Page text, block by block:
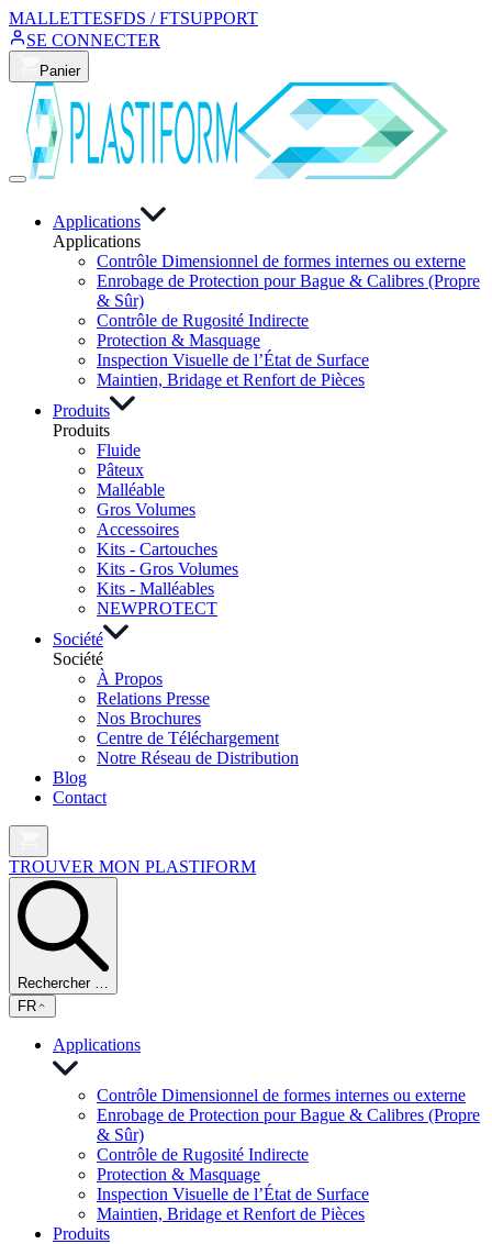
MALLETTESFDS / FTSUPPORT
SE CONNECTER
Panier
Applications
Applications
Contrôle Dimensionnel de formes internes ou externe
Enrobage de Protection pour Bague & Calibres (Propre
& Sûr)
Contrôle de Rugosité Indirecte
Protection & Masquage
Inspection Visuelle de l’État de Surface
Maintien, Bridage et Renfort de Pièces
Produits
Produits
Fluide
Pâteux
Malléable
Gros Volumes
Accessoires
Kits - Cartouches
Kits - Gros Volumes
Kits - Malléables
NEWPROTECT
Société
Société
À Propos
Relations Presse
Nos Brochures
Centre de Téléchargement
Notre Réseau de Distribution
Blog
Contact
TROUVER MON PLASTIFORM
Rechercher …
FR
Applications
Contrôle Dimensionnel de formes internes ou externe
Enrobage de Protection pour Bague & Calibres (Propre
& Sûr)
Contrôle de Rugosité Indirecte
Protection & Masquage
Inspection Visuelle de l’État de Surface
Maintien, Bridage et Renfort de Pièces
Produits